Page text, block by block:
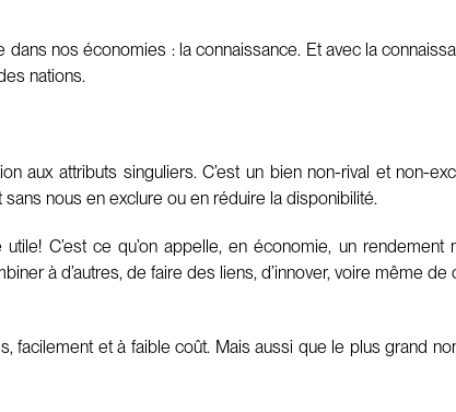
nos économies : la connaissance. Et avec la
nations.
aux attributs singuliers. C’est un bien non-rival et non-
nous en exclure ou en réduire la disponibilité.
C’est ce qu’on appelle, en économie, un rendement
à d’autres, de faire des liens, d’innover, voire même
facilement et à faible coût. Mais aussi que le plus grand